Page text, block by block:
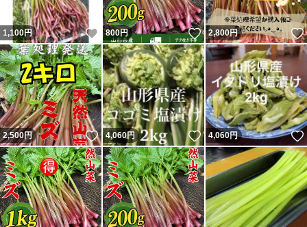
1,100円 いいね！
800円 いいね！
2,800円
2,500円 いいね！
4,060円 いいね！
4,060円